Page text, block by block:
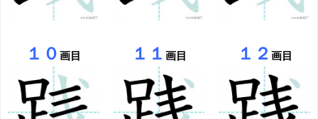
１０画目 １１ 画目 １２ 画目